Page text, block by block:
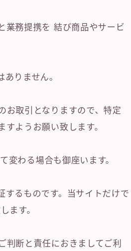
業務提携を 結び商品やサービ
りません。
お取引となりますので、特定
ようお願い致します。
変わる場合も御座います。
するものです。当サイトだけで
ます。
判断と責任におきましてご利